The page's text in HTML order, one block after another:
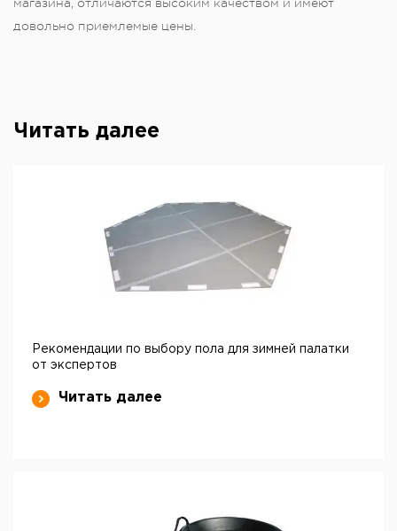
довольно приемлемые цены.
Читать далее
Рекомендации по выбору пола для зимней палатки
от экспертов
Читать далее